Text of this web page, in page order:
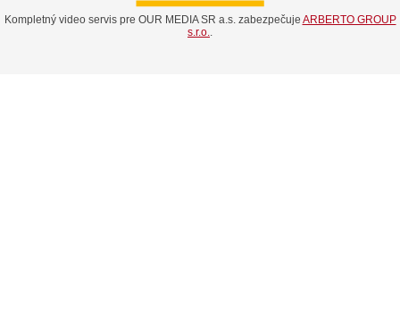
Kompletný video servis pre OUR MEDIA SR a.s. zabezpečuje ARBERTO GROUP
s.r.o..